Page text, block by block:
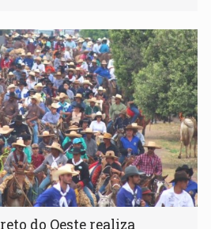
prefeita Magna dos Anjos
do Oeste realiza